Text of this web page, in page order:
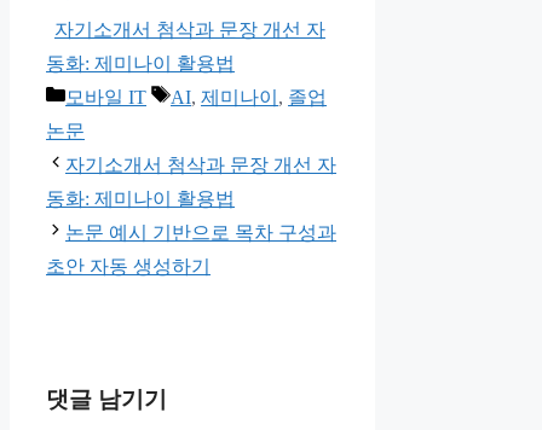
자기소개서 첨삭과 문장 개선 자
동화: 제미나이 활용법
카
테
고
리
모바일 IT
태
AI, 제미나이 , 졸업
논문
자기소개서 첨삭과 문장 개선 자
동화: 제미나이 활용법
논문 예시 기반으로 목차 구성과
초안 자동 생성하기
댓글 남기기